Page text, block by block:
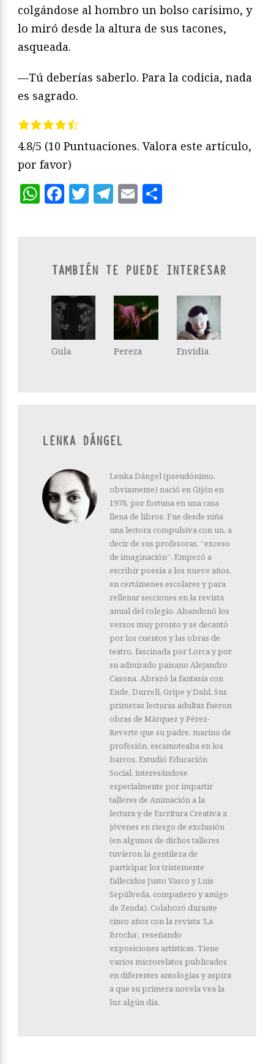
colgándose al hombro un bolso carísimo, y
lo miró desde la altura de sus tacones,
asqueada.
—Tú deberías saberlo. Para la codicia, nada
es sagrado.
4.8/5 (10 Puntuaciones. Valora este artículo,
por favor)
WhatsApp
Facebook
Twitter
Telegram
Email
TAMBIÉN TE PUEDE INTERESAR
Gula Pereza Envidia
LENKA DÁNGEL
Lenka Dángel (pseudónimo,
obviamente) nació en Gijón en
1978, por fortuna en una casa
llena de libros. Fue desde niña
una lectora compulsiva con un, a
decir de sus profesoras, “exceso
de imaginación”. Empezó a
escribir poesía a los nueve años,
en certámenes escolares y para
rellenar secciones en la revista
anual del colegio. Abandonó los
versos muy pronto y se decantó
por los cuentos y las obras de
teatro, fascinada por Lorca y por
su admirado paisano Alejandro
Casona. Abrazó la fantasía con
Ende, Durrell, Gripe y Dahl. Sus
primeras lecturas adultas fueron
obras de Márquez y Pérez-
Reverte que su padre, marino de
profesión, escamoteaba en los
barcos. Estudió Educación
Social, interesándose
especialmente por impartir
talleres de Animación a la
lectura y de Escritura Creativa a
jóvenes en riesgo de exclusión
(en algunos de dichos talleres
tuvieron la gentileza de
participar los tristemente
fallecidos Justo Vasco y Luis
Sepúlveda, compañero y amigo
de Zenda). Colaboró durante
cinco años con la revista ‘La
Brocha’, reseñando
exposiciones artísticas. Tiene
varios microrelatos publicados
en diferentes antologías y aspira
a que su primera novela vea la
luz algún día.